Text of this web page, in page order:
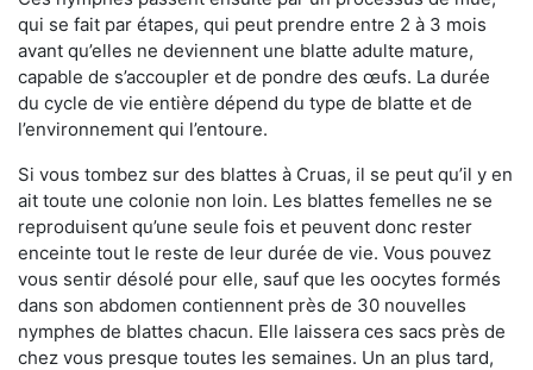
qui se fait par étapes, qui peut prendre entre 2 à 3 mois
avant qu’elles ne deviennent une blatte adulte mature,
capable de s’accoupler et de pondre des œufs. La durée
du cycle de vie entière dépend du type de blatte et de
l’environnement qui l’entoure.
Si vous tombez sur des blattes à Cruas, il se peut qu’il y en
ait toute une colonie non loin. Les blattes femelles ne se
reproduisent qu’une seule fois et peuvent donc rester
enceinte tout le reste de leur durée de vie. Vous pouvez
vous sentir désolé pour elle, sauf que les oocytes formés
dans son abdomen contiennent près de 30 nouvelles
nymphes de blattes chacun. Elle laissera ces sacs près de
chez vous presque toutes les semaines. Un an plus tard,